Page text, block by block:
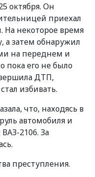
октября. Он
приехал
На некоторое время
а затем обнаружил
на переднем и
пока его не было
ДТП,
избивать.
что, находясь в
автомобиля и
2106. За
преступления.